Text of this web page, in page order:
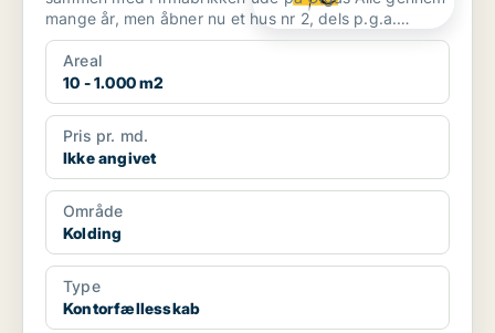
mange år, men åbner nu et hus nr 2, dels p.g.a.
efter...
Areal
10 - 1.000 m2
Pris pr. md.
Ikke angivet
Område
Kolding
Type
Kontorfællesskab